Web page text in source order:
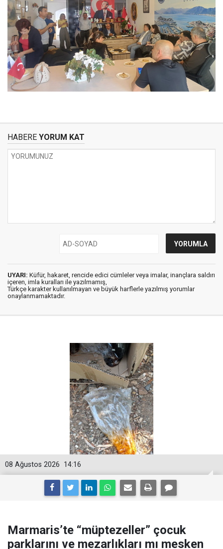
HABERE YORUM KAT
UYARI: Küfür, hakaret, rencide edici cümleler veya imalar, inançlara saldırı
içeren, imla kuralları ile yazılmamış,
Türkçe karakter kullanılmayan ve büyük harflerle yazılmış yorumlar
onaylanmamaktadır.
14:16
08 Ağustos 2026
Marmaris’te “müptezeller” çocuk
parklarını ve mezarlıkları mı mesken